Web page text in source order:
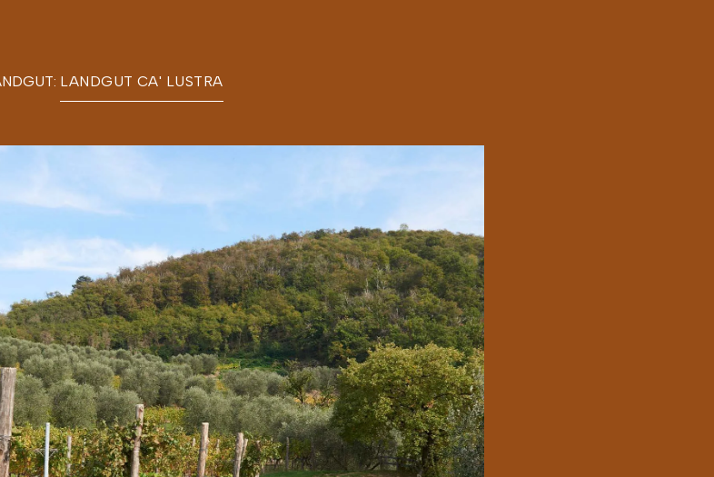
LANDGUT CA' LUSTRA